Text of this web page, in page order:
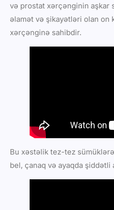
və prostat xərçənginin aşkar
əlamət və şikayətləri olan on
xərçənginə sahibdir.
Bu xəstəlik tez-tez
bel, çanaq və ayaqda şiddətli